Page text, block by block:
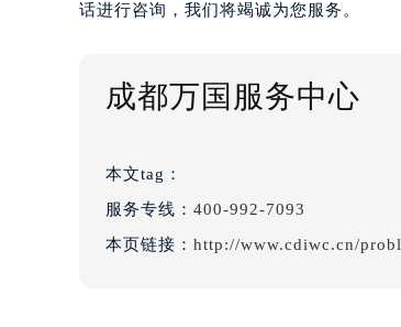
话进行咨询，我们将竭诚为您服务。
成都万国服务中心
本文tag：
服务专线： 400-992-7093
本页链接： http://www.cdiwc.cn/